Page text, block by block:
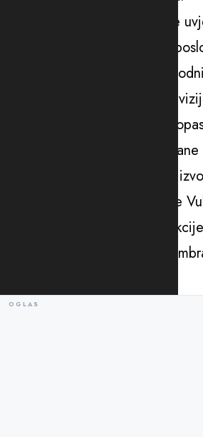
„Odgovorni iz Elektroprivrede
svjesni da ćemo sa ovakvom
odavno započeli njihovi
i jedni i drugi – u pravu. Bez
Elektroprivredi je srljanje u
izlaska iz pogona
bilo skladno koncipirano – sa
sigurnost sistema“, zaključio je
Treća faza ekološke
objekta, i trajaće do 15.